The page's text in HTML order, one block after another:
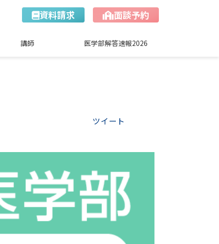
資料請求 面談予約
講師 医学部解答速報2026
ツイート